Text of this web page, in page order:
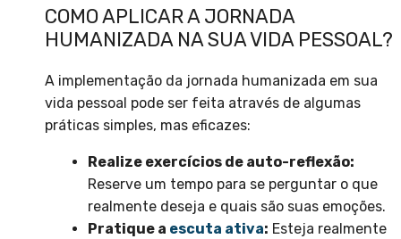
COMO APLICAR A JORNADA
HUMANIZADA NA SUA VIDA PESSOAL?
A implementação da jornada humanizada em sua
vida pessoal pode ser feita através de algumas
práticas simples, mas eficazes:
Realize exercícios de auto-reflexão:
Reserve um tempo para se perguntar o que
realmente deseja e quais são suas emoções.
Pratique a escuta ativa: Esteja realmente